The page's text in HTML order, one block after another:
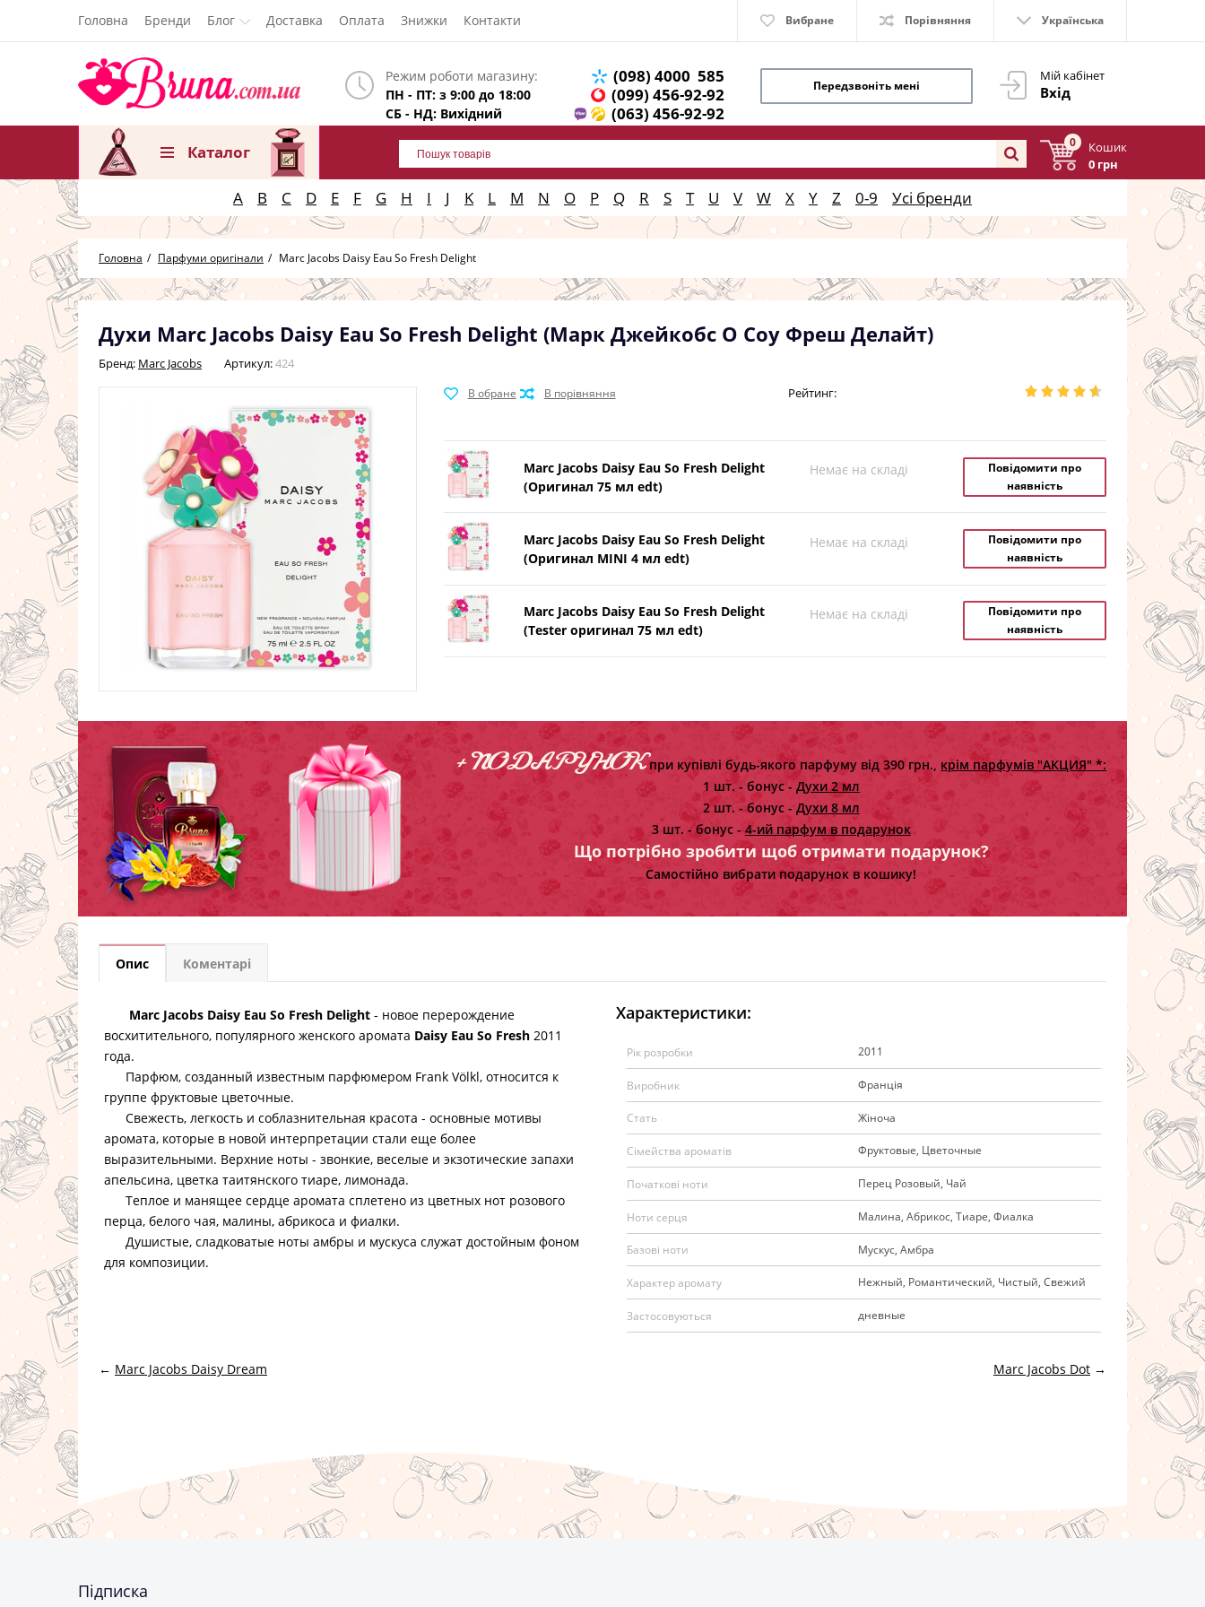
Головна Бренди Блог Доставка Оплата Знижки Контакти Вибране Порівняння Українська
Мій кабінет
Вхід
Режим роботи магазину:
ПН - ПТ: з 9:00 до 18:00
СБ - НД: Вихідний
(098) 4000 585
(099) 456-92-92
(063) 456-92-92
Передзвоніть мені
0
Кошик
0 грн
Каталог
A B C D E F G H I J K L M N O P Q R S T U V W X Y Z 0-9 Усі бренди
Головна Парфуми оригінали Marc Jacobs Daisy Eau So Fresh Delight
Духи Marc Jacobs Daisy Eau So Fresh Delight (Марк Джейкобс О Соу Фреш Делайт)
Бренд: Marc Jacobs Артикул:424
Рейтинг:
Marc Jacobs Daisy Eau So Fresh Delight
(Оригинал 75 мл edt)
Немає на складі
Повідомити про
наявність
Marc Jacobs Daisy Eau So Fresh Delight
(Оригинал MINI 4 мл edt)
Немає на складі
Повідомити про
наявність
Marc Jacobs Daisy Eau So Fresh Delight
(Tester оригинал 75 мл edt)
Немає на складі
Повідомити про
наявність
+ ПОДАРУНОКпри купівлі будь-якого парфуму від 390 грн., крім парфумів "АКЦИЯ" *:
1 шт. - бонус - Духи 2 мл
2 шт. - бонус - Духи 8 мл
3 шт. - бонус - 4-ий парфум в подарунок
Що потрібно зробити щоб отримати подарунок?
Самостійно вибрати подарунок в кошику!
Опис Коментарі
Marc Jacobs Daisy Eau So Fresh Delight - новое перерождение
восхитительного, популярного женского аромата Daisy Eau So Fresh 2011
года.
Парфюм, созданный известным парфюмером Frank Völkl, относится к
группе фруктовые цветочные.
Свежесть, легкость и соблазнительная красота - основные мотивы
аромата, которые в новой интерпретации стали еще более
выразительными. Верхние ноты - звонкие, веселые и экзотические запахи
апельсина, цветка таитянского тиаре, лимонада.
Теплое и манящее сердце аромата сплетено из цветных нот розового
перца, белого чая, малины, абрикоса и фиалки.
Душистые, сладковатые ноты амбры и мускуса служат достойным фоном
для композиции.
Характеристики:
Рік розробки 2011
Виробник Франція
Стать Жіноча
Сімейства ароматів Фруктовые, Цветочные
Початкові ноти Перец Розовый, Чай
Ноти серця Малина, Абрикос, Тиаре, Фиалка
Базові ноти Мускус, Амбра
Характер аромату Нежный, Романтический, Чистый, Свежий
Застосовуються дневные
← Marc Jacobs Daisy Dream Marc Jacobs Dot →
Підписка